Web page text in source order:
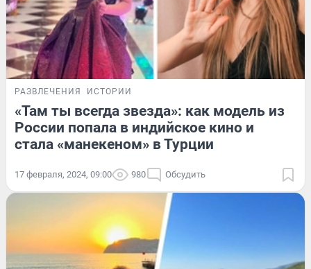
РАЗВЛЕЧЕНИЯ ИСТОРИИ
«Там ты всегда звезда»: как модель из
России попала в индийское кино и
стала «манекеном» в Турции
17 февраля, 2024, 09:00 980 Обсудить